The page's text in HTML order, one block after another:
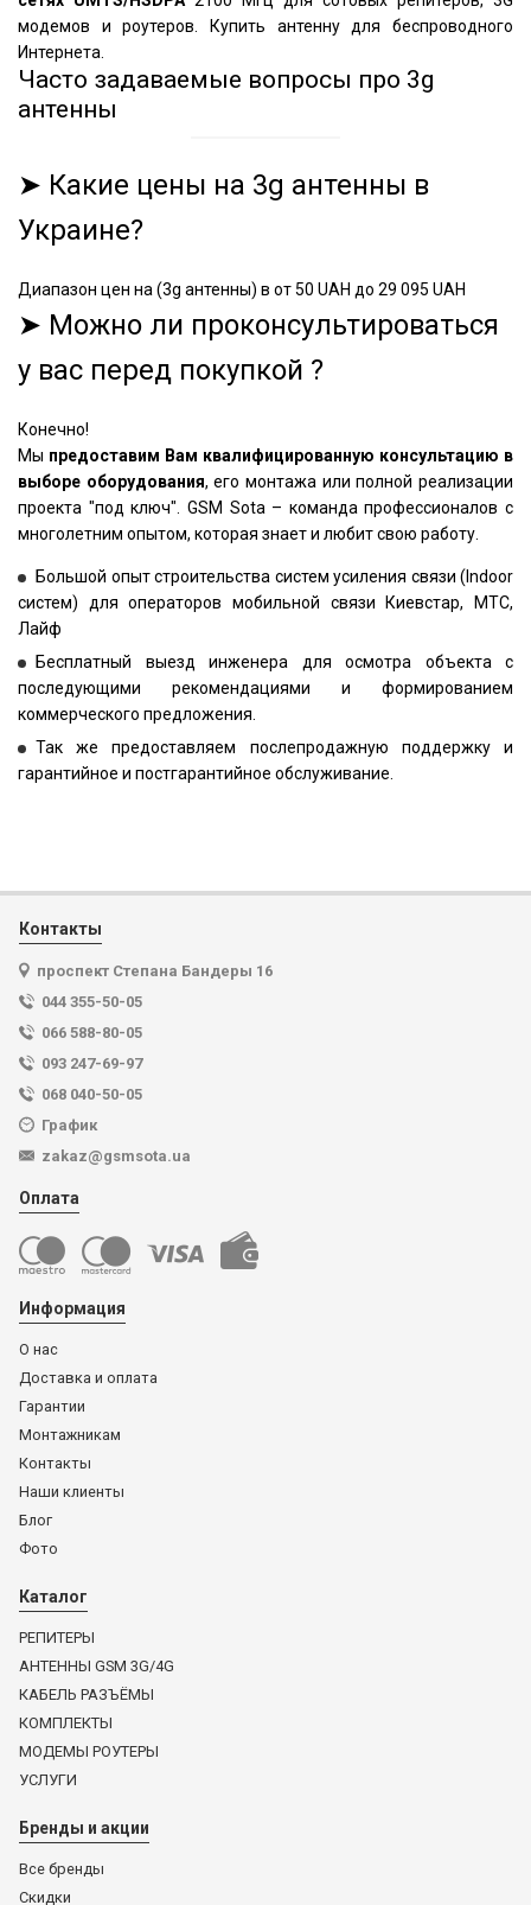
модемов и роутеров. Купить антенну для беспроводного
Интернета.
Часто задаваемые вопросы про 3g
антенны
➤ Какие цены на 3g антенны в
Украине?
Диапазон цен на (3g антенны) в от 50 UAH до 29 095 UAH
➤ Можно ли проконсультироваться
у вас перед покупкой ?
Конечно!
Мы предоставим Вам квалифицированную консультацию в
выборе оборудования, его монтажа или полной реализации
проекта "под ключ". GSM Sota – команда профессионалов с
многолетним опытом, которая знает и любит свою работу.
Большой опыт строительства систем усиления связи (Indoor
систем) для операторов мобильной связи Киевстар, МТС,
Лайф
Бесплатный выезд инженера для осмотра объекта с
последующими рекомендациями и формированием
коммерческого предложения.
Так же предоставляем послепродажную поддержку и
гарантийное и постгарантийное обслуживание.
Контакты
проспект Степана Бандеры 16
044 355-50-05
066 588-80-05
093 247-69-97
068 040-50-05
График
zakaz@gsmsota.ua
Оплата
Информация
О нас
Доставка и оплата
Гарантии
Монтажникам
Контакты
Наши клиенты
Блог
Фото
Каталог
РЕПИТЕРЫ
АНТЕННЫ GSM 3G/4G
КАБЕЛЬ РАЗЪЁМЫ
КОМПЛЕКТЫ
МОДЕМЫ РОУТЕРЫ
УСЛУГИ
Бренды и акции
Все бренды
Скидки